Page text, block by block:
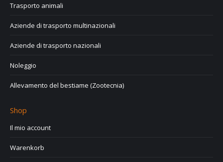
Trasporto animali
Aziende di trasporto multinazionali
Aziende di trasporto nazionali
Noleggio
Allevamento del bestiame (Zootecnia)
Shop
Il mio account
Warenkorb